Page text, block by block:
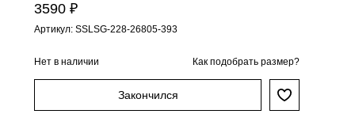
3590 ₽
Артикул: SSLSG-228-26805-393
Нет в наличии Как подобрать размер?
Закончился